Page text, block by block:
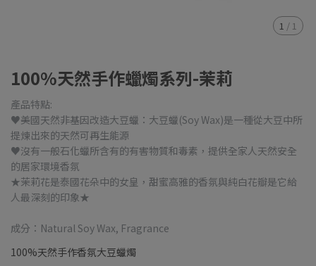
1 / 1
100%天然手作蠟燭系列-茉莉
產品特點:
♥美國天然非基因改造大豆蠟：大豆蠟(Soy Wax)是一種從大豆中所
提煉出來的天然可再生能源
♥沒有一般石化蠟所含有的有害物質和毒素，提供全家人天然安全
的居家環境香氛
★茉莉花是泰國花朵中的女皇，甜蜜高雅的香氛與純白花瓣是它給
人最深刻的印象★
成分：Natural Soy Wax, Fragrance
100%天然手作香氛大豆蠟燭